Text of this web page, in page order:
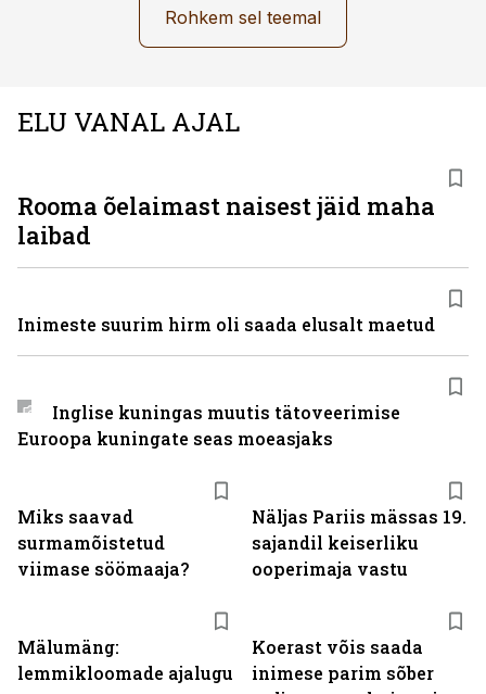
Rohkem sel teemal
ELU VANAL AJAL
Miks saavad
surmamõistetud
viimase söömaaja?
Näljas Pariis mässas 19.
sajandil keiserliku
ooperimaja vastu
Mälumäng:
lemmikloomade ajalugu
Koerast võis saada
inimese parim sõber
Rooma õelaimast naisest jäid maha
laibad
Inimeste suurim hirm oli saada elusalt maetud
Inglise kuningas muutis tätoveerimise
Euroopa kuningate seas moeasjaks